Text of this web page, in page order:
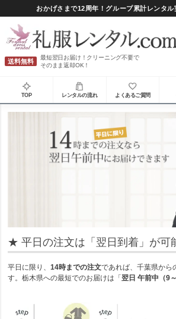
おかげさまで12周年！グループ累計レンタル
送料無料
最短翌日お届け！クリーニング不要で
そのまま返却OK！
TOP レンタルの流れ よくあるご質問
★ 平日の注文は「翌日到着」が可
平日に限り、14時までの注文であれば、千葉県から
す。栃木県への最短でのお届けは「翌日 午前中（9